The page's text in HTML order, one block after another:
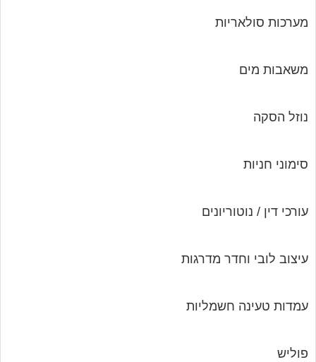
מערכות סולאריות
משאבות מים
נוזל הסקה
סימוני חניות
עורכי דין / נוטוריונים
עיצוב לובי וחדר מדרגות
עמדות טעינה חשמליות
פוליש